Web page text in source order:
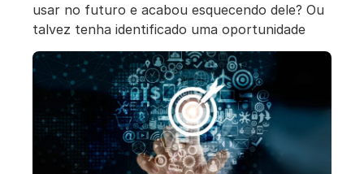
usar no futuro e acabou esquecendo dele? Ou
talvez tenha identificado uma oportunidade